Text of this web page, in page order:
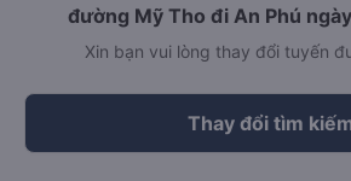
đường Mỹ Tho đi An Phú
Xin bạn vui lòng thay đổi tuyến
Thay đổi tìm